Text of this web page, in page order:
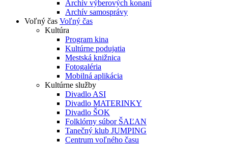
Archív výberových konaní
Archív samosprávy
Voľný čas Voľný čas
Kultúra
Program kina
Kultúrne podujatia
Mestská knižnica
Fotogaléria
Mobilná aplikácia
Kultúrne služby
Divadlo ASI
Divadlo MATERINKY
Divadlo ŠOK
Folklórny súbor ŠAĽAN
Tanečný klub JUMPING
Centrum voľného času